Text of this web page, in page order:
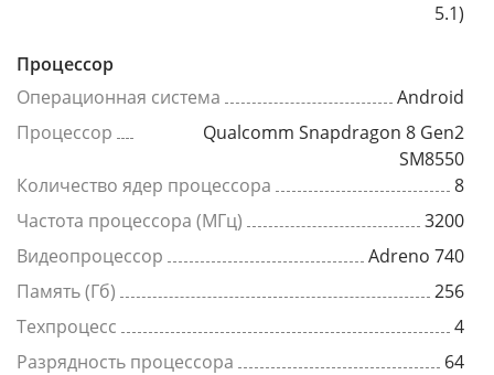
5.1)
Процессор
Операционная система
Android
Процессор
Qualcomm Snapdragon 8 Gen2
SM8550
Количество ядер процессора
8
Частота процессора (МГц)
3200
Видеопроцессор
Adreno 740
Память (Гб)
256
Техпроцесс
4
Разрядность процессора
64